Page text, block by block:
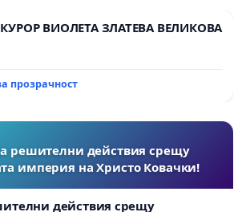
ВИОЛЕТА ЗЛАТЕВА ВЕЛИКОВА
прозрачност
решителни действия срещу
империя на Христо Ковачки!
действия срещу